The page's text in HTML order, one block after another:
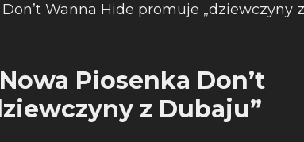
Piosenka Don’t
z Dubaju”